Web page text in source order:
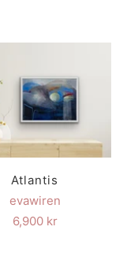
Atlantis
evawiren
6,900 kr